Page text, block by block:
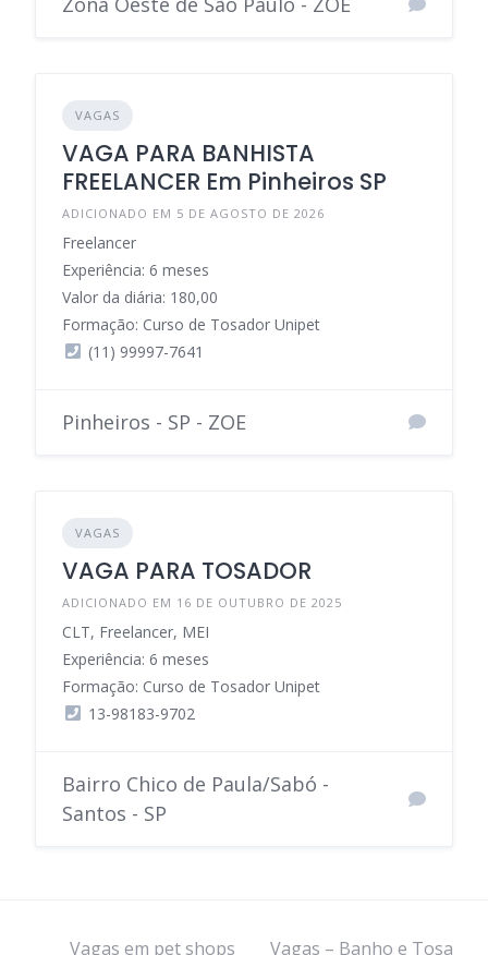
VAGAS
VAGA PARA BANHISTA
FREELANCER Em Pinheiros SP
ADICIONADO EM 5 DE AGOSTO DE 2026
Freelancer
Experiência: 6 meses
Valor da diária: 180,00
Formação: Curso de Tosador Unipet
(11) 99997-7641
Pinheiros - SP - ZOE
VAGAS
VAGA PARA TOSADOR
ADICIONADO EM 16 DE OUTUBRO DE 2025
CLT, Freelancer, MEI
Experiência: 6 meses
Formação: Curso de Tosador Unipet
13-98183-9702
Bairro Chico de Paula/Sabó -
Santos - SP
Vagas em pet shops Vagas – Banho e Tosa